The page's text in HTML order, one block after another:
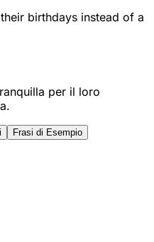
birthdays instead of a
per il loro
Frasi di Esempio